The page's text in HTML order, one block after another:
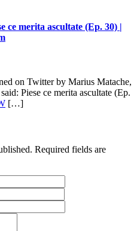
ce merita ascultate (Ep. 30) |
on Twitter by Marius Matache,
Piese ce merita ascultate (Ep.
[…]
Required fields are